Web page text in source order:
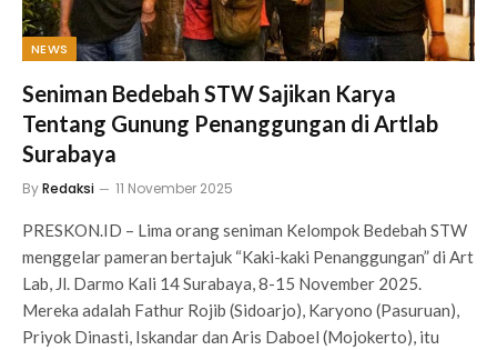
NEWS
Seniman Bedebah STW Sajikan Karya
Tentang Gunung Penanggungan di Artlab
Surabaya
ByRedaksi 11 November 2025
PRESKON.ID – Lima orang seniman Kelompok Bedebah STW
menggelar pameran bertajuk “Kaki-kaki Penanggungan” di Art
Lab, Jl. Darmo Kali 14 Surabaya, 8-15 November 2025.
Mereka adalah Fathur Rojib (Sidoarjo), Karyono (Pasuruan),
Priyok Dinasti, Iskandar dan Aris Daboel (Mojokerto), itu